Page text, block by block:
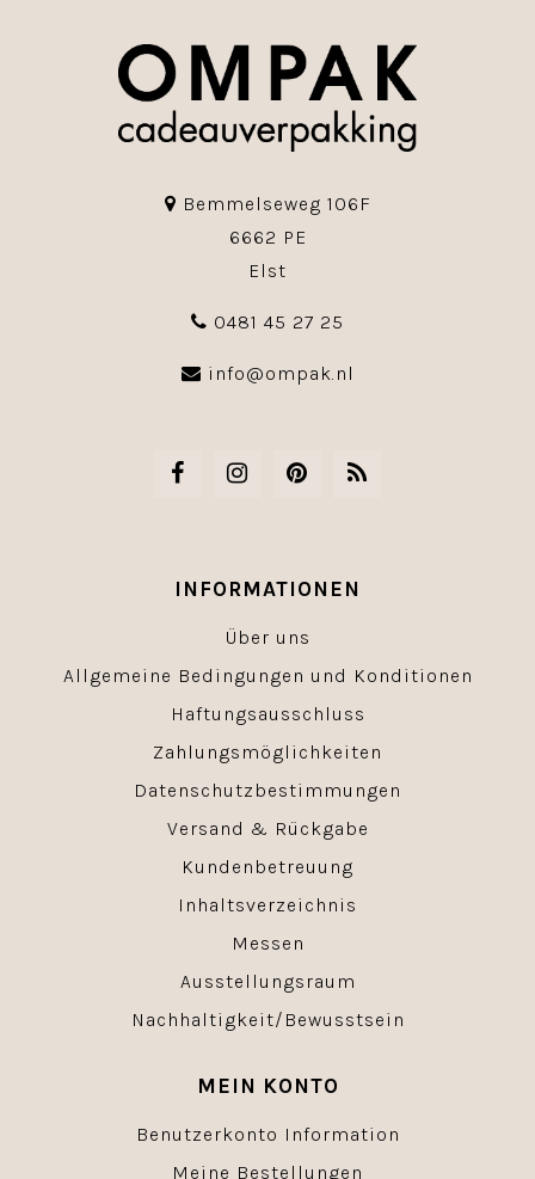
Bemmelseweg 106F
6662 PE
Elst
0481 45 27 25
info@ompak.nl
INFORMATIONEN
Über uns
Allgemeine Bedingungen und Konditionen
Haftungsausschluss
Zahlungsmöglichkeiten
Datenschutzbestimmungen
Versand & Rückgabe
Kundenbetreuung
Inhaltsverzeichnis
Messen
Ausstellungsraum
Nachhaltigkeit/Bewusstsein
MEIN KONTO
Benutzerkonto Information
Meine Bestellungen